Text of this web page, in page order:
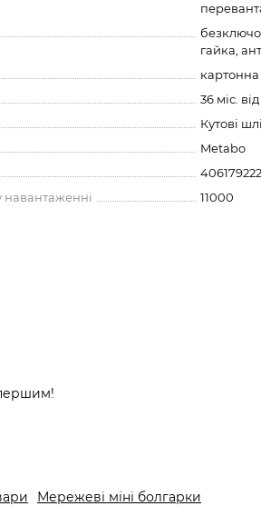
гайка,
36 міс.
Кутові
Metabo
навантаженні
11000
Мережеві міні болгарки